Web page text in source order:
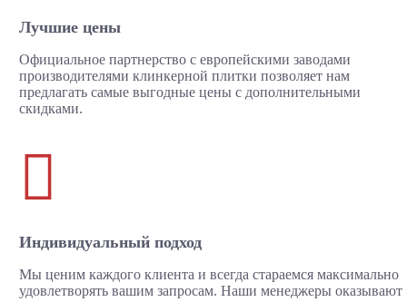
Лучшие цены
Официальное партнерство с европейскими заводами
производителями клинкерной плитки позволяет нам
предлагать самые выгодные цены с дополнительными
скидками.

Индивидуальный подход
Мы ценим каждого клиента и всегда стараемся максимально
удовлетворять вашим запросам. Наши менеджеры оказывают